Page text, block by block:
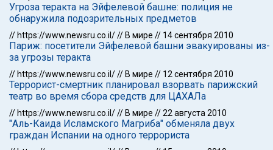
Угроза теракта на Эйфелевой башне: полиция не
обнаружила подозрительных предметов
// https://www.newsru.co.il/// В мире // 14 сентября 2010
Париж: посетители Эйфелевой башни эвакуированы из-
за угрозы теракта
// https://www.newsru.co.il/// В мире // 12 сентября 2010
Террорист-смертник планировал взорвать парижский
театр во время сбора средств для ЦАХАЛа
// https://www.newsru.co.il/// В мире //22 августа 2010
"Аль-Каида Исламского Магриба" обменяла двух
граждан Испании на одного террориста